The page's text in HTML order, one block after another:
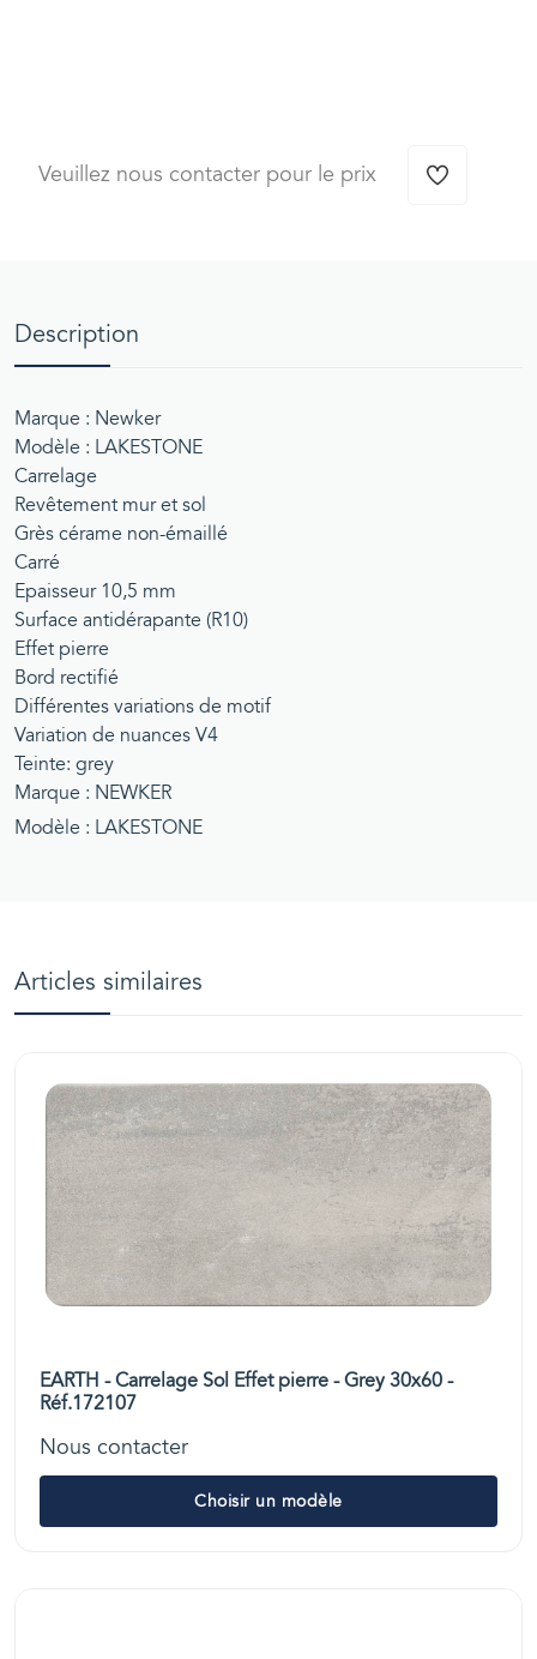
Veuillez nous contacter pour le prix
Description
Marque : Newker
Modèle : LAKESTONE
Carrelage
Revêtement mur et sol
Grès cérame non-émaillé
Carré
Epaisseur 10,5 mm
Surface antidérapante (R10)
Effet pierre
Bord rectifié
Différentes variations de motif
Variation de nuances V4
Teinte: grey
Marque : NEWKER
Modèle : LAKESTONE
Articles similaires
EARTH - Carrelage Sol Effet pierre - Grey 30x60 -
Réf.172107
Nous contacter
Choisir un modèle